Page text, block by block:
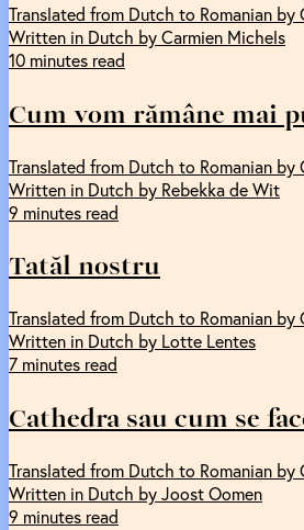
Translated from Dutch to Romanian
Written in Dutch by Carmien Michels
10 minutes read
Cum vom rămâne mai
Translated from Dutch to Romanian
Written in Dutch by Rebekka de Wit
9 minutes read
Tatăl nostru
Translated from Dutch to Romanian
Written in Dutch by Lotte Lentes
7 minutes read
Cathedra sau cum se
Translated from Dutch to Romanian
Written in Dutch by Joost Oomen
9 minutes read